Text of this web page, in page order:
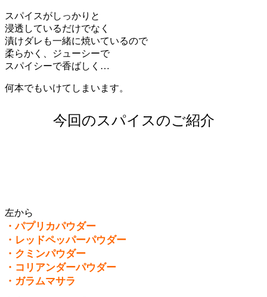
スパイスがしっかりと
浸透しているだけでなく
漬けダレも一緒に焼いているので
柔らかく、ジューシーで
スパイシーで香ばしく…
何本でもいけてしまいます。
今回のスパイスのご紹介
左から
・パプリカパウダー
・レッドペッパーパウダー
・クミンパウダー
・コリアンダーパウダー
・ガラムマサラ